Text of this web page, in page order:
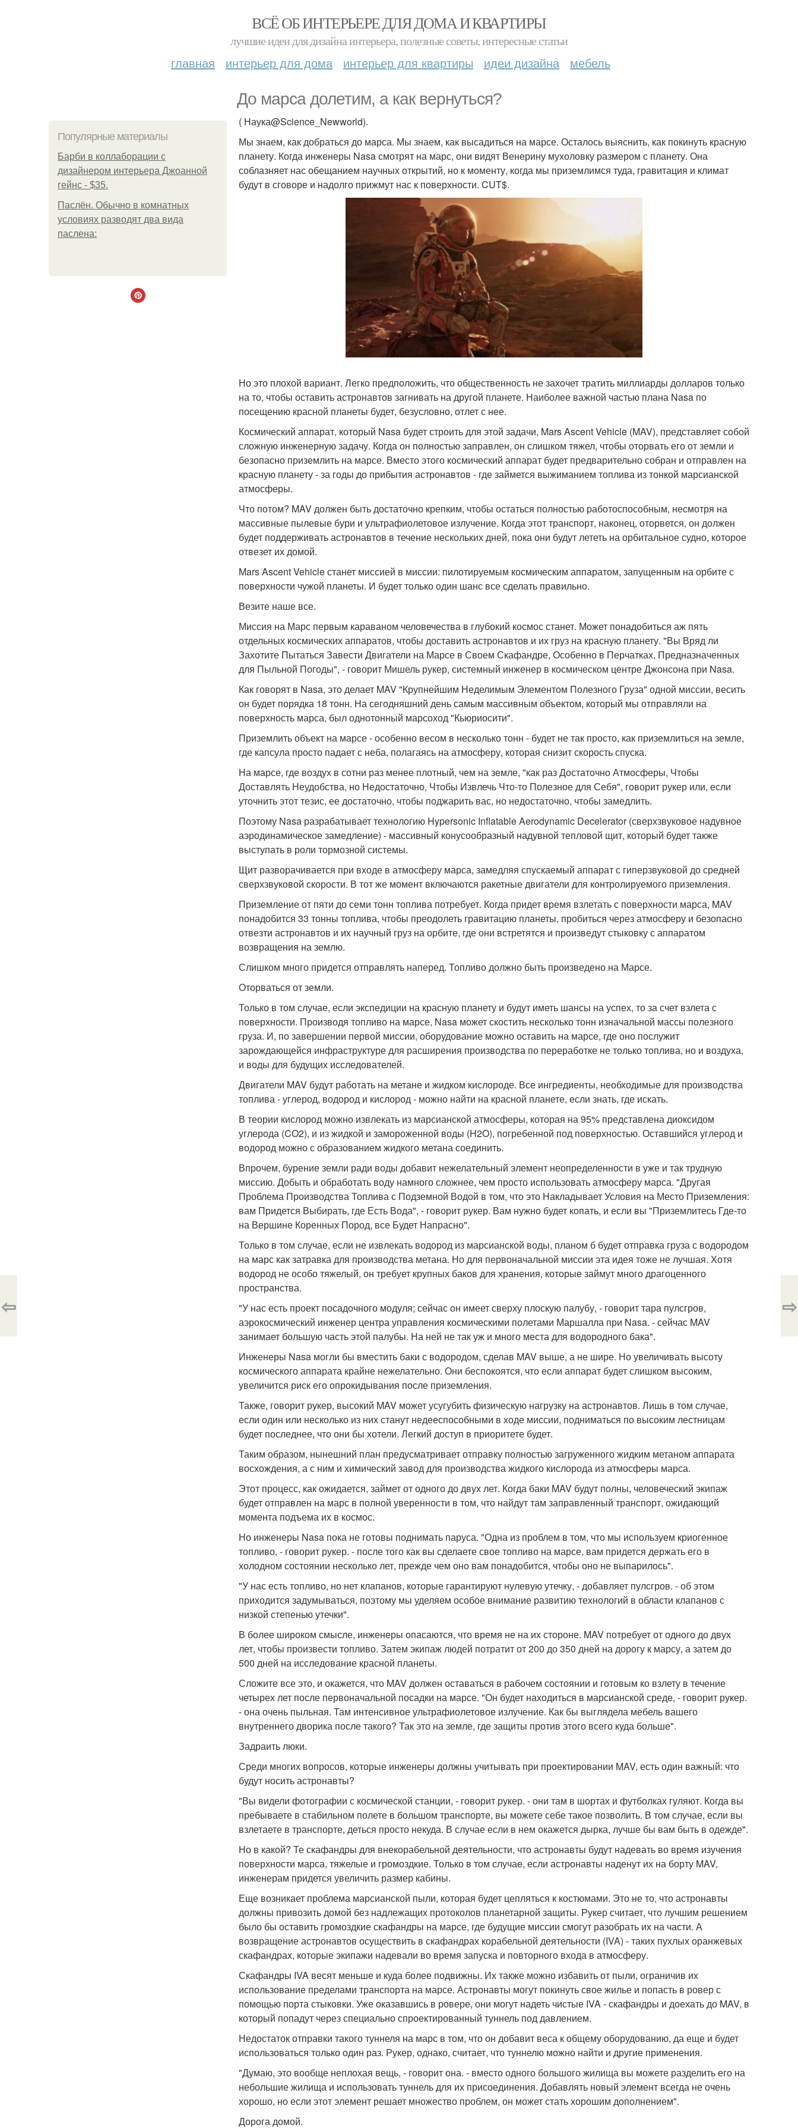
ВСЁ ОБ ИНТЕРЬЕРЕ ДЛЯ ДОМА И КВАРТИРЫ
лучшие идеи для дизайна интерьера, полезные советы, интересные статьи
главная интерьер для дома интерьер для квартиры идеи дизайна мебель
До марса долетим, а как вернуться?
Популярные материалы
Барби в коллаборации с
дизайнером интерьера Джоанной
гейнс - $35.
Паслён. Обычно в комнатных
условиях разводят два вида
паслена:
( Наука@Science_Newworld).
Мы знаем, как добраться до марса. Мы знаем, как высадиться на марсе. Осталось выяснить, как покинуть красную
планету. Когда инженеры Nasa смотрят на марс, они видят Венерину мухоловку размером с планету. Она
соблазняет нас обещанием научных открытий, но к моменту, когда мы приземлимся туда, гравитация и климат
будут в сговоре и надолго прижмут нас к поверхности. CUT$.
Но это плохой вариант. Легко предположить, что общественность не захочет тратить миллиарды долларов только
на то, чтобы оставить астронавтов загнивать на другой планете. Наиболее важной частью плана Nasa по
посещению красной планеты будет, безусловно, отлет с нее.
Космический аппарат, который Nasa будет строить для этой задачи, Mars Ascent Vehicle (MAV), представляет собой
сложную инженерную задачу. Когда он полностью заправлен, он слишком тяжел, чтобы оторвать его от земли и
безопасно приземлить на марсе. Вместо этого космический аппарат будет предварительно собран и отправлен на
красную планету - за годы до прибытия астронавтов - где займется выжиманием топлива из тонкой марсианской
атмосферы.
Что потом? MAV должен быть достаточно крепким, чтобы остаться полностью работоспособным, несмотря на
массивные пылевые бури и ультрафиолетовое излучение. Когда этот транспорт, наконец, оторвется, он должен
будет поддерживать астронавтов в течение нескольких дней, пока они будут лететь на орбитальное судно, которое
отвезет их домой.
Mars Ascent Vehicle станет миссией в миссии: пилотируемым космическим аппаратом, запущенным на орбите с
поверхности чужой планеты. И будет только один шанс все сделать правильно.
Везите наше все.
Миссия на Марс первым караваном человечества в глубокий космос станет. Может понадобиться аж пять
отдельных космических аппаратов, чтобы доставить астронавтов и их груз на красную планету. "Вы Вряд ли
Захотите Пытаться Завести Двигатели на Марсе в Своем Скафандре, Особенно в Перчатках, Предназначенных
для Пыльной Погоды", - говорит Мишель рукер, системный инженер в космическом центре Джонсона при Nasa.
Как говорят в Nasa, это делает MAV "Крупнейшим Неделимым Элементом Полезного Груза" одной миссии, весить
он будет порядка 18 тонн. На сегодняшний день самым массивным объектом, который мы отправляли на
поверхность марса, был однотонный марсоход "Кьюриосити".
Приземлить объект на марсе - особенно весом в несколько тонн - будет не так просто, как приземлиться на земле,
где капсула просто падает с неба, полагаясь на атмосферу, которая снизит скорость спуска.
На марсе, где воздух в сотни раз менее плотный, чем на земле, "как раз Достаточно Атмосферы, Чтобы
Доставлять Неудобства, но Недостаточно, Чтобы Извлечь Что-то Полезное для Себя", говорит рукер или, если
уточнить этот тезис, ее достаточно, чтобы поджарить вас, но недостаточно, чтобы замедлить.
Поэтому Nasa разрабатывает технологию Hypersonic Inflatable Aerodynamic Decelerator (сверхзвуковое надувное
аэродинамическое замедление) - массивный конусообразный надувной тепловой щит, который будет также
выступать в роли тормозной системы.
Щит разворачивается при входе в атмосферу марса, замедляя спускаемый аппарат с гиперзвуковой до средней
сверхзвуковой скорости. В тот же момент включаются ракетные двигатели для контролируемого приземления.
Приземление от пяти до семи тонн топлива потребует. Когда придет время взлетать с поверхности марса, MAV
понадобится 33 тонны топлива, чтобы преодолеть гравитацию планеты, пробиться через атмосферу и безопасно
отвезти астронавтов и их научный груз на орбите, где они встретятся и произведут стыковку с аппаратом
возвращения на землю.
Слишком много придется отправлять наперед. Топливо должно быть произведено на Марсе.
Оторваться от земли.
Только в том случае, если экспедиции на красную планету и будут иметь шансы на успех, то за счет взлета с
поверхности. Производя топливо на марсе, Nasa может скостить несколько тонн изначальной массы полезного
груза. И, по завершении первой миссии, оборудование можно оставить на марсе, где оно послужит
зарождающейся инфраструктуре для расширения производства по переработке не только топлива, но и воздуха,
и воды для будущих исследователей.
Двигатели MAV будут работать на метане и жидком кислороде. Все ингредиенты, необходимые для производства
топлива - углерод, водород и кислород - можно найти на красной планете, если знать, где искать.
В теории кислород можно извлекать из марсианской атмосферы, которая на 95% представлена диоксидом
углерода (CO2), и из жидкой и замороженной воды (H2O), погребенной под поверхностью. Оставшийся углерод и
водород можно с образованием жидкого метана соединить.
Впрочем, бурение земли ради воды добавит нежелательный элемент неопределенности в уже и так трудную
миссию. Добыть и обработать воду намного сложнее, чем просто использовать атмосферу марса. "Другая
Проблема Производства Топлива с Подземной Водой в том, что это Накладывает Условия на Место Приземления:
вам Придется Выбирать, где Есть Вода", - говорит рукер. Вам нужно будет копать, и если вы "Приземлитесь Где-то
на Вершине Коренных Пород, все Будет Напрасно".
Только в том случае, если не извлекать водород из марсианской воды, планом б будет отправка груза с водородом
на марс как затравка для производства метана. Но для первоначальной миссии эта идея тоже не лучшая. Хотя
водород не особо тяжелый, он требует крупных баков для хранения, которые займут много драгоценного
пространства.
"У нас есть проект посадочного модуля; сейчас он имеет сверху плоскую палубу, - говорит тара пулсгров,
аэрокосмический инженер центра управления космическими полетами Маршалла при Nasa. - сейчас MAV
занимает большую часть этой палубы. На ней не так уж и много места для водородного бака".
Инженеры Nasa могли бы вместить баки с водородом, сделав MAV выше, а не шире. Но увеличивать высоту
космического аппарата крайне нежелательно. Они беспокоятся, что если аппарат будет слишком высоким,
увеличится риск его опрокидывания после приземления.
Также, говорит рукер, высокий MAV может усугубить физическую нагрузку на астронавтов. Лишь в том случае,
если один или несколько из них станут недееспособными в ходе миссии, подниматься по высоким лестницам
будет последнее, что они бы хотели. Легкий доступ в приоритете будет.
Таким образом, нынешний план предусматривает отправку полностью загруженного жидким метаном аппарата
восхождения, а с ним и химический завод для производства жидкого кислорода из атмосферы марса.
Этот процесс, как ожидается, займет от одного до двух лет. Когда баки MAV будут полны, человеческий экипаж
будет отправлен на марс в полной уверенности в том, что найдут там заправленный транспорт, ожидающий
момента подъема их в космос.
Но инженеры Nasa пока не готовы поднимать паруса. "Одна из проблем в том, что мы используем криогенное
топливо, - говорит рукер. - после того как вы сделаете свое топливо на марсе, вам придется держать его в
холодном состоянии несколько лет, прежде чем оно вам понадобится, чтобы оно не выпарилось".
"У нас есть топливо, но нет клапанов, которые гарантируют нулевую утечку, - добавляет пулсгров. - об этом
приходится задумываться, поэтому мы уделяем особое внимание развитию технологий в области клапанов с
низкой степенью утечки".
В более широком смысле, инженеры опасаются, что время не на их стороне. MAV потребует от одного до двух
лет, чтобы произвести топливо. Затем экипаж людей потратит от 200 до 350 дней на дорогу к марсу, а затем до
500 дней на исследование красной планеты.
Сложите все это, и окажется, что MAV должен оставаться в рабочем состоянии и готовым ко взлету в течение
четырех лет после первоначальной посадки на марсе. "Он будет находиться в марсианской среде, - говорит рукер.
- она очень пыльная. Там интенсивное ультрафиолетовое излучение. Как бы выглядела мебель вашего
внутреннего дворика после такого? Так это на земле, где защиты против этого всего куда больше".
Задраить люки.
Среди многих вопросов, которые инженеры должны учитывать при проектировании MAV, есть один важный: что
будут носить астронавты?
"Вы видели фотографии с космической станции, - говорит рукер. - они там в шортах и футболках гуляют. Когда вы
пребываете в стабильном полете в большом транспорте, вы можете себе такое позволить. В том случае, если вы
взлетаете в транспорте, деться просто некуда. В случае если в нем окажется дырка, лучше бы вам быть в одежде".
Но в какой? Те скафандры для внекорабельной деятельности, что астронавты будут надевать во время изучения
поверхности марса, тяжелые и громоздкие. Только в том случае, если астронавты наденут их на борту MAV,
инженерам придется увеличить размер кабины.
Еще возникает проблема марсианской пыли, которая будет цепляться к костюмами. Это не то, что астронавты
должны привозить домой без надлежащих протоколов планетарной защиты. Рукер считает, что лучшим решением
было бы оставить громоздкие скафандры на марсе, где будущие миссии смогут разобрать их на части. А
возвращение астронавтов осуществить в скафандрах корабельной деятельности (IVA) - таких пухлых оранжевых
скафандрах, которые экипажи надевали во время запуска и повторного входа в атмосферу.
Скафандры IVA весят меньше и куда более подвижны. Их также можно избавить от пыли, ограничив их
использование пределами транспорта на марсе. Астронавты могут покинуть свое жилье и попасть в ровер с
помощью порта стыковки. Уже оказавшись в ровере, они могут надеть чистые IVA - скафандры и доехать до MAV, в
который попадут через специально спроектированный туннель под давлением.
Недостаток отправки такого туннеля на марс в том, что он добавит веса к общему оборудованию, да еще и будет
использоваться только один раз. Рукер, однако, считает, что туннелю можно найти и другие применения.
"Думаю, это вообще неплохая вещь, - говорит она. - вместо одного большого жилища вы можете разделить его на
небольшие жилища и использовать туннель для их присоединения. Добавлять новый элемент всегда не очень
хорошо, но если этот элемент решает множество проблем, он может стать хорошим дополнением".
Дорога домой.
⇦ ⇨